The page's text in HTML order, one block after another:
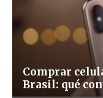
Comprar
Brasil: qué